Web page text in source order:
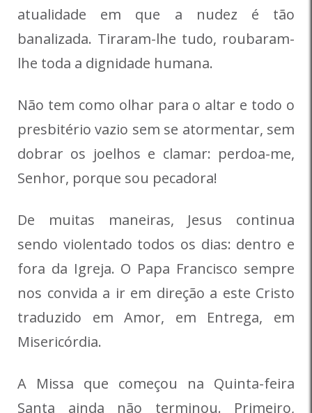
atualidade em que a nudez é tão
banalizada. Tiraram-lhe tudo, roubaram-
lhe toda a dignidade humana.
Não tem como olhar para o altar e todo o
presbitério vazio sem se atormentar, sem
dobrar os joelhos e clamar: perdoa-me,
Senhor, porque sou pecadora!
De muitas maneiras, Jesus continua
sendo violentado todos os dias: dentro e
fora da Igreja. O Papa Francisco sempre
nos convida a ir em direção a este Cristo
traduzido em Amor, em Entrega, em
Misericórdia.
A Missa que começou na Quinta-feira
Santa ainda não terminou. Primeiro,